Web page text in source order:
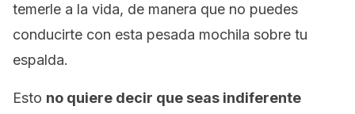
temerle a la vida, de manera que no puedes
conducirte con esta pesada mochila sobre tu
espalda.
Esto no quiere decir que seas indiferente